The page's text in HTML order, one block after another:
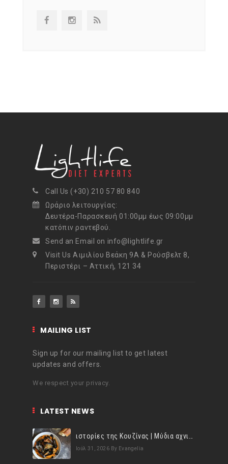
Call Us (+30) 210 57 80 840
Ωράριο λειτουργίας:
Δευτέρα-Παρασκευή 01:00μμ έως 09:00μμ
κατόπιν ραντεβού.
Send an Email on info@lightlife.gr
Visit Us Αιμιλίου Βεάκη 9Α & Ρούσβελτ 8,
Περιστέρι – Αττική, 121 34
MAILING LIST
Sign up for our mailing list to get latest
updates and offers.
We respect your privacy.
LATEST NEWS
Ιούλ 31, 2026 By Evangelia